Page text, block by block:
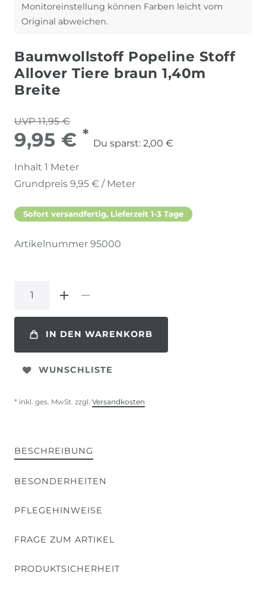
Monitoreinstellung können Farben leicht vom
Original abweichen.
Baumwollstoff Popeline Stoff
Allover Tiere braun 1,40m
Breite
UVP 11,95 €
9,95 € *
Du sparst: 2,00 €
Inhalt 1 Meter
Grundpreis 9,95 € / Meter
Sofort versandfertig, Lieferzeit 1-3 Tage
Artikelnummer 95000
IN DEN WARENKORB
WUNSCHLISTE
* inkl. ges. MwSt. zzgl. Versandkosten
BESCHREIBUNG
BESONDERHEITEN
PFLEGEHINWEISE
FRAGE ZUM ARTIKEL
PRODUKTSICHERHEIT